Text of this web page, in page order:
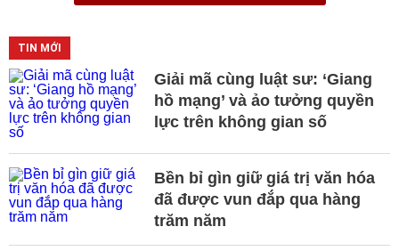
TIN MỚI
Giải mã cùng luật sư: ‘Giang
hồ mạng’ và ảo tưởng quyền
lực trên không gian số
Bền bỉ gìn giữ giá trị văn hóa
đã được vun đắp qua hàng
trăm năm